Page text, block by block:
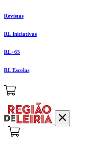
Revistas
RL Iniciativas
RL+65
RL Escolas